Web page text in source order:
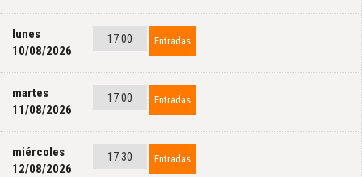
lunes
10/08/2026
17:00 Entradas
martes
11/08/2026
17:00 Entradas
miércoles
12/08/2026
17:30 Entradas